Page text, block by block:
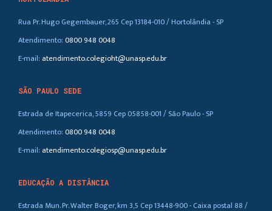
Rua Pr. Hugo Gegembauer, 265 Cep 13184-010 / Hortolândia - SP
Atendimento:0800 948 0048
E-mail: atendimento.colegioht@unasp.edu.br
SÃO PAULO SEDE
Estrada de Itapecerica, 5859 Cep 05858-001 / São Paulo - SP
Atendimento:0800 948 0048
E-mail: atendimento.colegiosp@unasp.edu.br
EDUCAÇÃO A DISTÂNCIA
Estrada Mun. Pr. Walter Boger, km 3,5 Cep 13448-900 - Caixa postal 88 /